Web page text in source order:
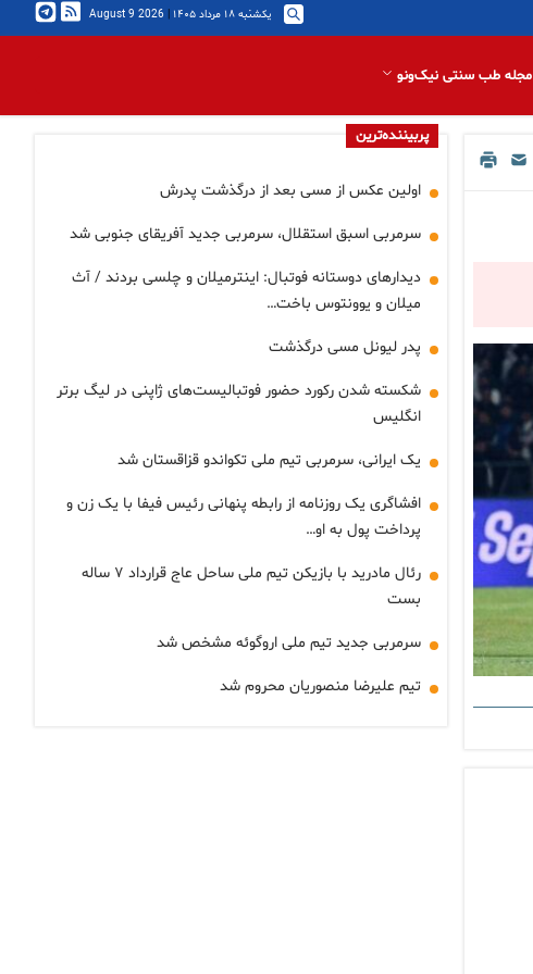
یکشنبه ۱۸ مرداد ۱۴۰۵ |
2026 August 9
مجله طب سنتی نیک‌ونو
پربیننده‌ترین
اولین عکس از مسی بعد از درگذشت پدرش
سرمربی اسبق استقلال، سرمربی جدید آفریقای جنوبی شد
دیدارهای دوستانه فوتبال: اینترمیلان و چلسی بردند / آث
میلان و یوونتوس باخت…
پدر لیونل مسی درگذشت
شکسته شدن رکورد حضور فوتبالیست‌های ژاپنی در لیگ برتر
انگلیس
یک ایرانی، سرمربی تیم ملی تکواندو قزاقستان شد
افشاگری یک روزنامه از رابطه پنهانی رئیس فیفا با یک زن و
پرداخت پول به او…
رئال مادرید با بازیکن تیم ملی ساحل عاج قرارداد ۷ ساله
بست
سرمربی جدید تیم ملی اروگوئه مشخص شد
تیم علیرضا منصوریان محروم شد